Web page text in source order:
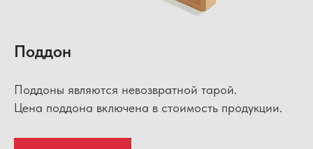
Поддон
Поддоны являются невозвратной тарой.
Цена поддона включена в стоимость продукции.